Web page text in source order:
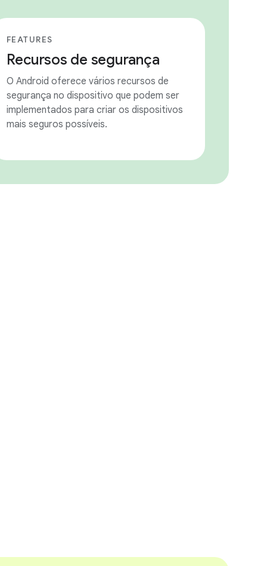
FEATURES
Recursos de segurança
O Android oferece vários recursos de
segurança no dispositivo que podem ser
implementados para criar os dispositivos
mais seguros possíveis.